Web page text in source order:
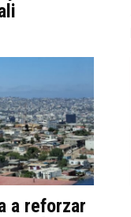
a reforzar